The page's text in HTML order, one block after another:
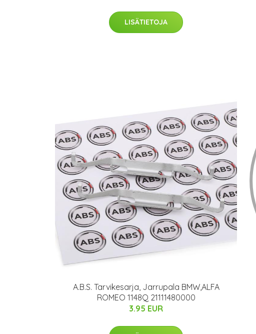
LISÄTIETOJA
A.B.S. Tarvikesarja, Jarrupala BMW,ALFA
ROMEO 1148Q 21111480000
3.95 EUR